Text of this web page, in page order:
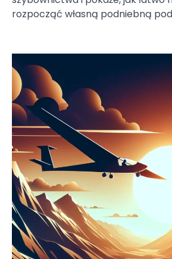
rozpocząć własną podniebną